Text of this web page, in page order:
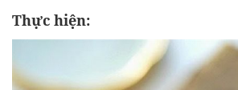
Thực hiện: